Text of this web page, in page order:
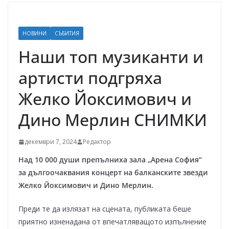
НОВИНИ СЪБИТИЯ
Наши топ музиканти и
артисти подгряха
Желко Йоксимович и
Дино Мерлин СНИМКИ
декември 7, 2024 Редактор
Над 10 000 души препълниха зала „Арена София“
за дългоочаквания концерт на балканските звезди
Желко Йоксимович и Дино Мерлин.
Преди те да излязат на сцената, публиката беше
приятно изненадана от впечатляващото изпълнение